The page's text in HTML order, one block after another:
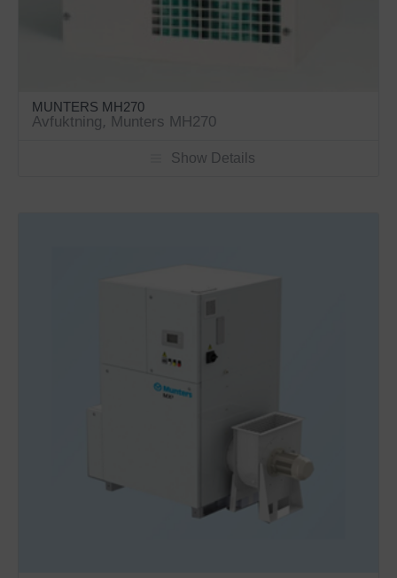
MUNTERS MH270
Avfuktning, Munters MH270
Show Details